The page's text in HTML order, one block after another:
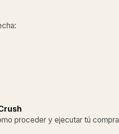
proceder y ejecutar tú compra